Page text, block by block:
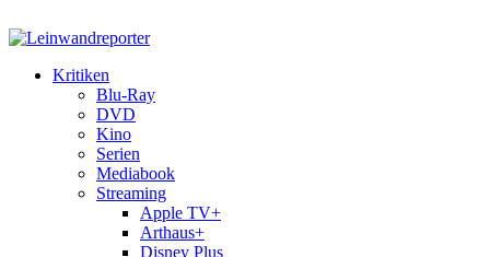
Kritiken
Blu-Ray
DVD
Kino
Serien
Mediabook
Streaming
Apple TV+
Arthaus+
Disney Plus